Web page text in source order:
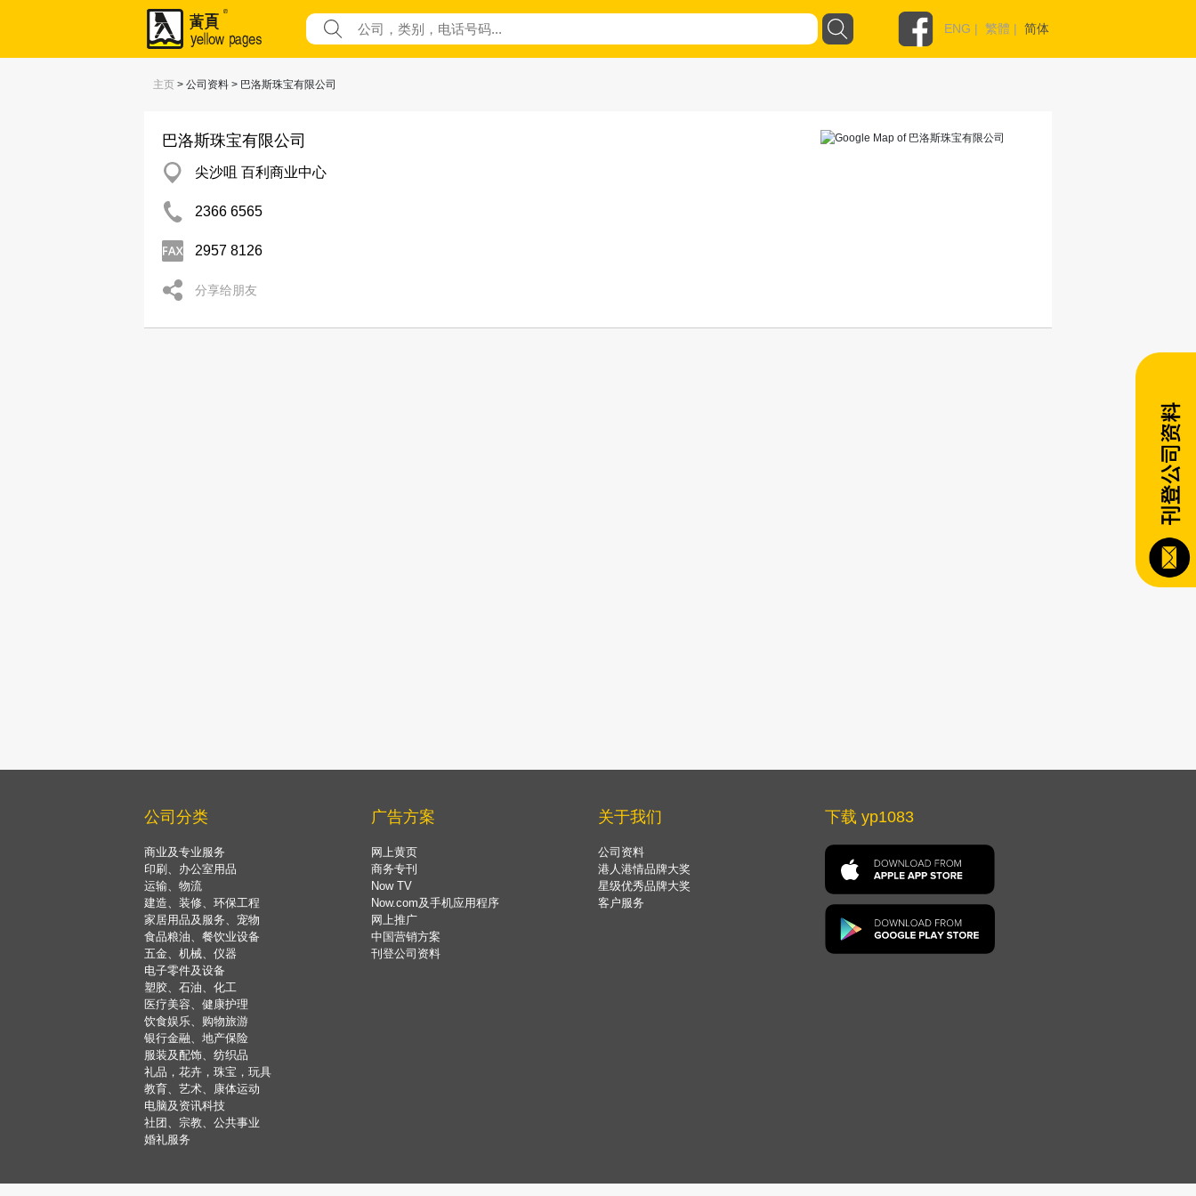
ENG | 繁體 | 简体
主页 > 公司资料 > 巴洛斯珠宝有限公司
巴洛斯珠宝有限公司
尖沙咀 百利商业中心
2366 6565
2957 8126
分享给朋友
公司分类
商业及专业服务
印刷、办公室用品
运输、物流
建造、装修、环保工程
家居用品及服务、宠物
食品粮油、餐饮业设备
五金、机械、仪器
电子零件及设备
塑胶、石油、化工
医疗美容、健康护理
饮食娱乐、购物旅游
银行金融、地产保险
服装及配饰、纺织品
礼品，花卉，珠宝，玩具
教育、艺术、康体运动
电脑及资讯科技
社团、宗教、公共事业
婚礼服务
广告方案
网上黄页
商务专刊
Now TV
Now.com及手机应用程序
网上推广
中国营销方案
刊登公司资料
关于我们
公司资料
港人港情品牌大奖
星级优秀品牌大奖
客户服务
下载 yp1083